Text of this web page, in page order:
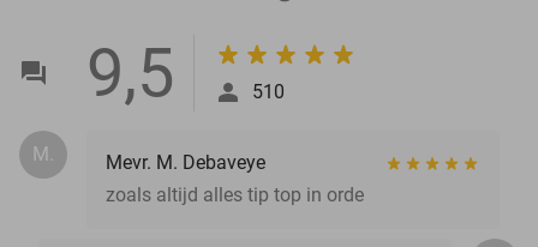
9,5 510
M.
Mevr. M. Debaveye
zoals altijd alles tip top in orde